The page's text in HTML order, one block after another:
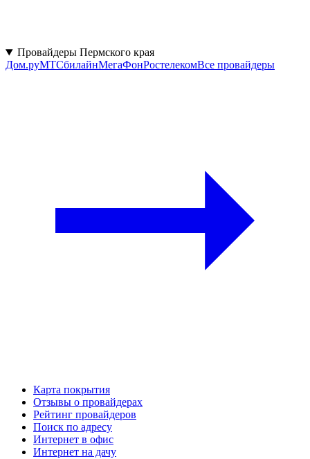
Провайдеры Пермского края
Дом.руМТСбилайнМегаФонРостелекомВсе провайдеры
Карта покрытия
Отзывы о провайдерах
Рейтинг провайдеров
Поиск по адресу
Интернет в офис
Интернет на дачу